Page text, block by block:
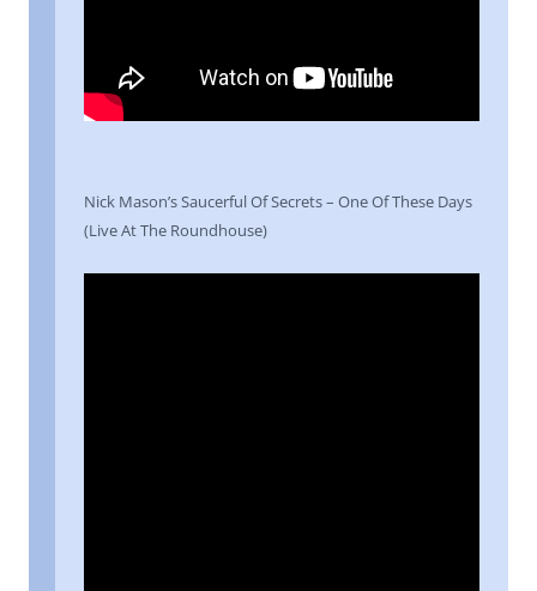
Nick Mason’s Saucerful Of Secrets – One Of These Days
(Live At The Roundhouse)